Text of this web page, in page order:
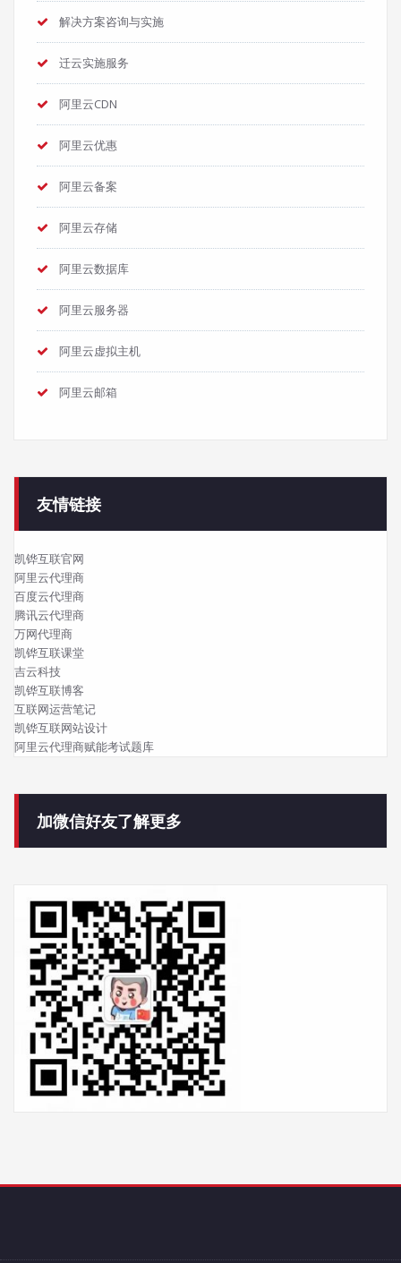
解决方案咨询与实施
迁云实施服务
阿里云CDN
阿里云优惠
阿里云备案
阿里云存储
阿里云数据库
阿里云服务器
阿里云虚拟主机
阿里云邮箱
友情链接
凯铧互联官网
阿里云代理商
百度云代理商
腾讯云代理商
万网代理商
凯铧互联课堂
吉云科技
凯铧互联博客
互联网运营笔记
凯铧互联网站设计
阿里云代理商赋能考试题库
加微信好友了解更多